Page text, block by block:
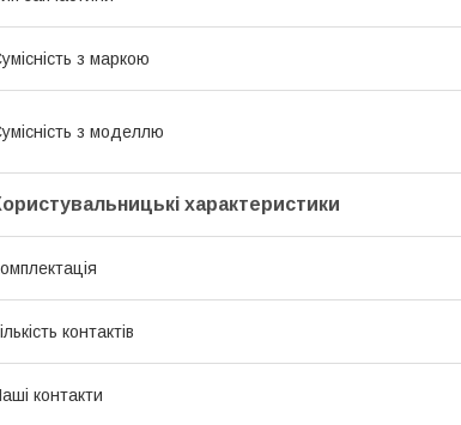
з маркою
з моделлю
характеристики
контактів
контакти